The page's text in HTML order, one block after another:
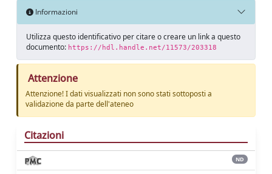
Informazioni
Utilizza questo identificativo per citare o creare un link a questo
documento: https://hdl.handle.net/11573/203318
Attenzione
Attenzione! I dati visualizzati non sono stati sottoposti a
validazione da parte dell'ateneo
Citazioni
ND